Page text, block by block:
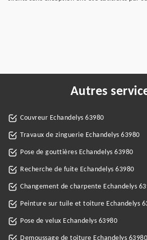
Autres
Couvreur Echandelys 63980
Travaux de zinguerie Echandelys 63980
Pose de gouttières Echandelys 63980
Recherche de fuite Echandelys 63980
Changement de charpente Echandelys
Peinture sur tuile et toiture Echandelys
Pose de velux Echandelys 63980
Demoussage de toiture Echandelys 63980